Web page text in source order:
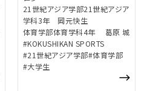
21世紀アジア学部21世紀アジア
学科3年 岡元快生
体育学部体育学科4年 葛原 城
#KOKUSHIKAN SPORTS
#21世紀アジア学部#体育学部
#大学生